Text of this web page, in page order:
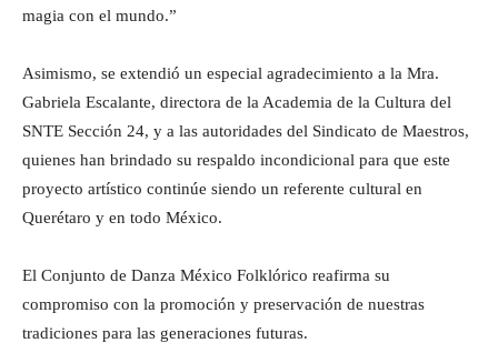
magia con el mundo.”
Asimismo, se extendió un especial agradecimiento a la Mra.
Gabriela Escalante, directora de la Academia de la Cultura del
SNTE Sección 24, y a las autoridades del Sindicato de Maestros,
quienes han brindado su respaldo incondicional para que este
proyecto artístico continúe siendo un referente cultural en
Querétaro y en todo México.
El Conjunto de Danza México Folklórico reafirma su
compromiso con la promoción y preservación de nuestras
tradiciones para las generaciones futuras.